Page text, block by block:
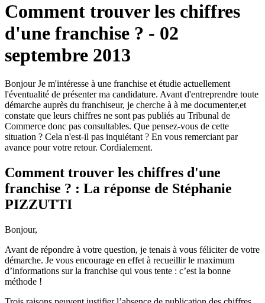
Comment trouver les chiffres
d'une franchise ? - 02
septembre 2013
Bonjour Je m'intéresse à une franchise et étudie actuellement
l'éventualité de présenter ma candidature. Avant d'entreprendre toute
démarche auprès du franchiseur, je cherche à à me documenter,et
constate que leurs chiffres ne sont pas publiés au Tribunal de
Commerce donc pas consultables. Que pensez-vous de cette
situation ? Cela n'est-il pas inquiétant ? En vous remerciant par
avance pour votre retour. Cordialement.
Comment trouver les chiffres d'une
franchise ? : La réponse de Stéphanie
PIZZUTTI
Bonjour,
Avant de répondre à votre question, je tenais à vous féliciter de votre
démarche. Je vous encourage en effet à recueillir le maximum
d’informations sur la franchise qui vous tente : c’est la bonne
méthode !